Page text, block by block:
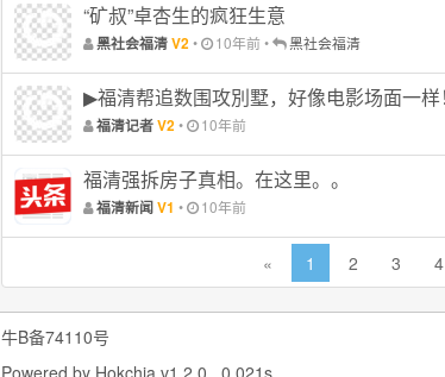
“矿叔”卓杏生的疯狂生意
黑社会福清V2 • 10年前 • 黑社会福清
▶福清帮追数围攻別墅，好像电影场面一样！
福清记者V2 • 10年前
福清强拆房子真相。在这里。。
福清新闻V1 • 10年前
« 1 2 3 4
牛B备74110号
Powered by Hokchia v1.2.0 0.021s